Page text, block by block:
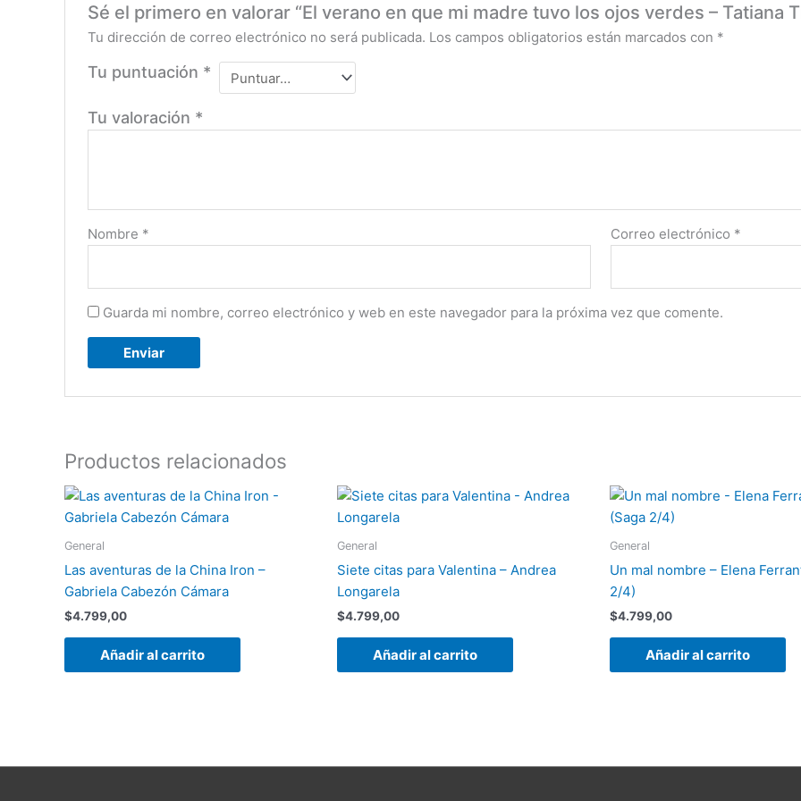
Sé el primero en valorar “El verano en que mi madre tuvo los ojos verdes – Tatiana
Tu dirección de correo electrónico no será publicada. Los campos obligatorios están marcados con *
Tu puntuación *
Tu valoración *
Nombre * Correo electrónico *
Guarda mi nombre, correo electrónico y web en este navegador para la próxima vez que comente.
Productos relacionados
General
Las aventuras de la China Iron –
Gabriela Cabezón Cámara
$4.799,00
Añadir al carrito
General
Siete citas para Valentina – Andrea
Longarela
$4.799,00
Añadir al carrito
General
Un mal nombre – Elena
2/4)
$4.799,00
Añadir al carrito